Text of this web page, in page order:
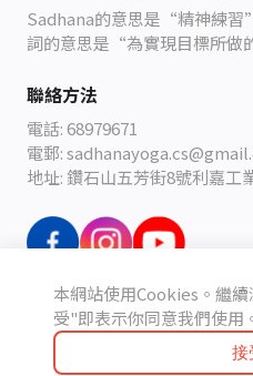
Sadhana的意思是 “精神練習”
詞的意思是 “為實現目標所做
聯絡方法
電話: 68979671
電郵:
地址: 鑽石山五芳街8號利嘉工
條款及細則
本網站使用Cookies。繼
受"即表示你同意我們使用
接